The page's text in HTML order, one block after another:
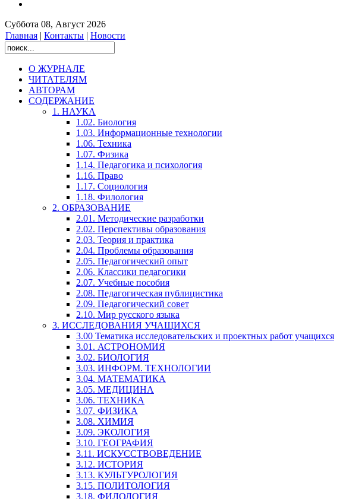
Суббота 08, Август 2026
Главная | Контакты | Новости
О ЖУРНАЛЕ
ЧИТАТЕЛЯМ
АВТОРАМ
СОДЕРЖАНИЕ
1. НАУКА
1.02. Биология
1.03. Информационные технологии
1.06. Техника
1.07. Физика
1.14. Педагогика и психология
1.16. Право
1.17. Социология
1.18. Филология
2. ОБРАЗОВАНИЕ
2.01. Методические разработки
2.02. Перспективы образования
2.03. Теория и практика
2.04. Проблемы образования
2.05. Педагогический опыт
2.06. Классики педагогики
2.07. Учебные пособия
2.08. Педагогическая публицистика
2.09. Педагогический совет
2.10. Мир русского языка
3. ИССЛЕДОВАНИЯ УЧАЩИХСЯ
3.00 Тематика исследовательских и проектных работ учащихся
3.01. АСТРОНОМИЯ
3.02. БИОЛОГИЯ
3.03. ИНФОРМ. ТЕХНОЛОГИИ
3.04. МАТЕМАТИКА
3.05. МЕДИЦИНА
3.06. ТЕХНИКА
3.07. ФИЗИКА
3.08. ХИМИЯ
3.09. ЭКОЛОГИЯ
3.10. ГЕОГРАФИЯ
3.11. ИСКУССТВОВЕДЕНИЕ
3.12. ИСТОРИЯ
3.13. КУЛЬТУРОЛОГИЯ
3.15. ПОЛИТОЛОГИЯ
3.18. ФИЛОЛОГИЯ